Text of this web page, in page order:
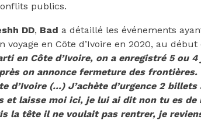
publics.
DD, Bad a détaillé les événements
en Côte d’Ivoire en 2020, au
en Côte d’Ivoire, on a enregistré 5 ou 4
on annonce fermeture des
d’Ivoire (…) J’achète d’urgence 2 billets
et laisse moi ici, je lui ai dit non tu es de
la tête il ne voulait pas rentrer, je